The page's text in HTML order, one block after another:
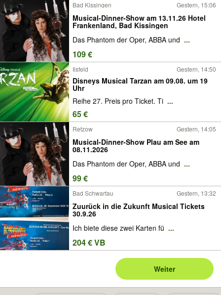
Bad Kissingen Gestern, 15:06
Musical-Dinner-Show am 13.11.26 Hotel
Frankenland, Bad Kissingen
Das Phantom der Oper, ABBA und ...
109 €
Ilsfeld Gestern, 14:50
Disneys Musical Tarzan am 09.08. um 19
Uhr
Reihe 27. Preis pro Ticket. Ti ...
65 €
Retzow Gestern, 14:05
Musical-Dinner-Show Plau am See am
08.11.2026
Das Phantom der Oper, ABBA und ...
99 €
Bad Schwartau Gestern, 13:32
Zuurück in die Zukunft Musical Tickets
30.9.26
Ich biete diese zwei Karten fü ...
204 € VB
Weiter